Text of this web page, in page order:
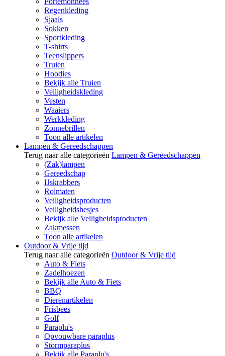
Regenkleding
Sjaals
Sokken
Sportkleding
T-shirts
Teenslippers
Truien
Hoodies
Bekijk alle Truien
Veiligheidskleding
Vesten
Waaiers
Werkkleding
Zonnebrillen
Toon alle artikelen
Lampen & Gereedschappen
Terug naar alle categorieën Lampen & Gereedschappen
(Zak)lampen
Gereedschap
IJskrabbers
Rolmaten
Veiligheidsproducten
Veiligheidshesjes
Bekijk alle Veiligheidsproducten
Zakmessen
Toon alle artikelen
Outdoor & Vrije tijd
Terug naar alle categorieën Outdoor & Vrije tijd
Auto & Fiets
Zadelhoezen
Bekijk alle Auto & Fiets
BBQ
Dierenartikelen
Frisbees
Golf
Paraplu's
Opvouwbare paraplus
Stormparaplus
Bekijk alle Paraplu's